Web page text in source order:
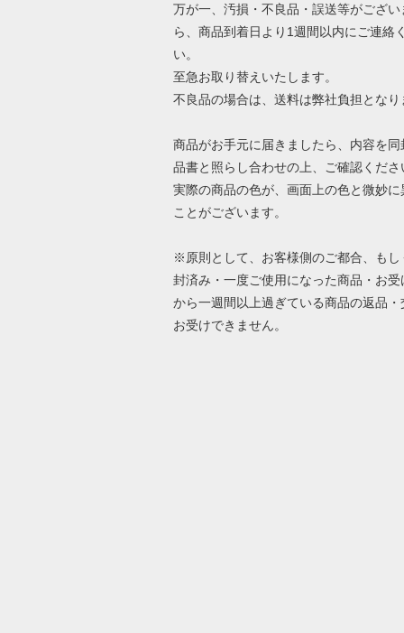
万が一、汚損・不良品・誤送等がござい
ら、商品到着日より1週間以内にご連絡
い。
至急お取り替えいたします。
不良品の場合は、送料は弊社負担となり
商品がお手元に届きましたら、内容を同
品書と照らし合わせの上、ご確認くださ
実際の商品の色が、画面上の色と微妙に
ことがございます。
※原則として、お客様側のご都合、もし
封済み・一度ご使用になった商品・お受
から一週間以上過ぎている商品の返品・
お受けできません。